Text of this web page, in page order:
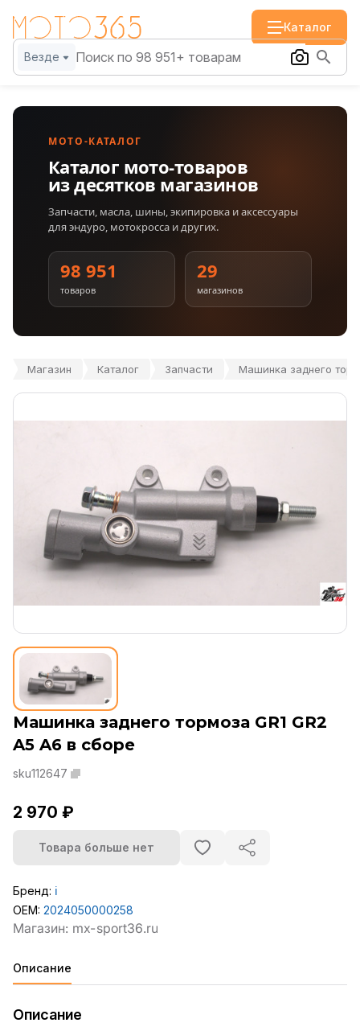
Каталог
Везде
МОТО-КАТАЛОГ
Каталог мото-товаров
из десятков магазинов
Запчасти, масла, шины, экипировка и аксессуары
для эндуро, мотокросса и других.
98 951
товаров
29
магазинов
Магазин Каталог Запчасти Машинка заднего
Машинка заднего тормоза GR1 GR2
A5 A6 в сборе
sku112647
2 970 ₽
Товара больше нет
Бренд: ℹ️
OEM: 2024050000258
Описание
Описание